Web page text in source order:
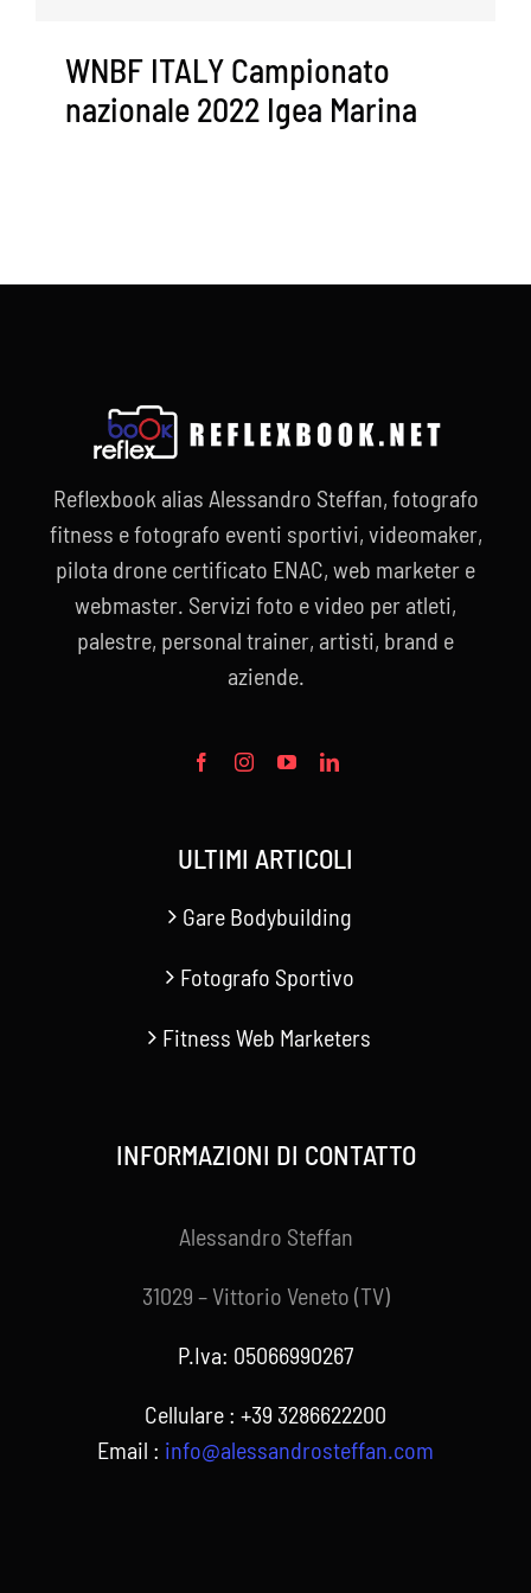
WNBF ITALY Campionato
nazionale 2022 Igea Marina
Reflexbook alias Alessandro Steffan, fotografo
fitness e fotografo eventi sportivi, videomaker,
pilota drone certificato ENAC, web marketer e
webmaster. Servizi foto e video per atleti,
palestre, personal trainer, artisti, brand e
aziende.
ULTIMI ARTICOLI
Gare Bodybuilding
Fotografo Sportivo
Fitness Web Marketers
INFORMAZIONI DI CONTATTO
Alessandro Steffan
31029 – Vittorio Veneto (TV)
P.Iva: 05066990267
Cellulare : +39 3286622200
Email : info@alessandrosteffan.com